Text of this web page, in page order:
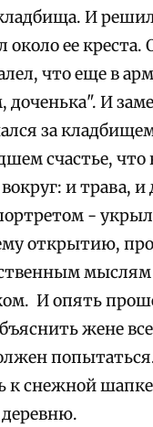
И
около ее
что еще в
И
за
счастье, что
и трава,
-
открытию,
И опять
жене
снежной